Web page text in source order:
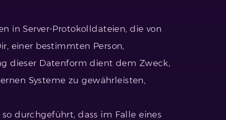
in Server-Protokolldateien, die von
einer bestimmten Person,
dieser Datenform dient dem Zweck,
Systeme zu gewährleisten,
durchgeführt, dass im Falle eines